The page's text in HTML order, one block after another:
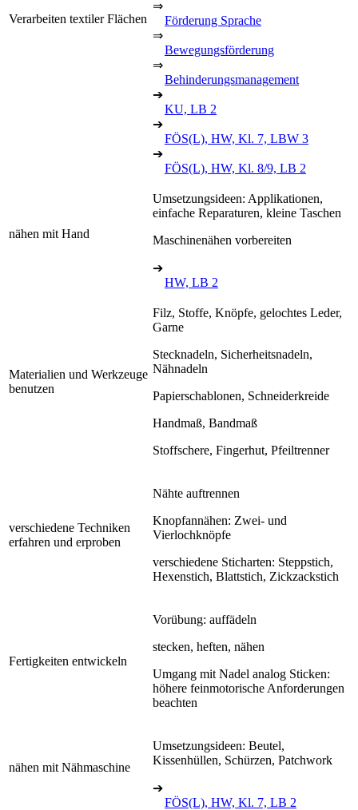
Verarbeiten textiler Flächen
⇒
Förderung Sprache
⇒
Bewegungsförderung
⇒
Behinderungsmanagement
➔
KU, LB 2
➔
FÖS(L), HW, Kl. 7, LBW 3
➔
FÖS(L), HW, Kl. 8/9, LB 2
nähen mit Hand
Umsetzungsideen: Applikationen,
einfache Reparaturen, kleine Taschen
Maschinenähen vorbereiten
➔
HW, LB 2
Materialien und Werkzeuge
benutzen
Filz, Stoffe, Knöpfe, gelochtes Leder,
Garne
Stecknadeln, Sicherheitsnadeln,
Nähnadeln
Papierschablonen, Schneiderkreide
Handmaß, Bandmaß
Stoffschere, Fingerhut, Pfeiltrenner
verschiedene Techniken
erfahren und erproben
Nähte auftrennen
Knopfannähen: Zwei- und
Vierlochknöpfe
verschiedene Sticharten: Steppstich,
Hexenstich, Blattstich, Zickzackstich
Fertigkeiten entwickeln
Vorübung: auffädeln
stecken, heften, nähen
Umgang mit Nadel analog Sticken:
höhere feinmotorische Anforderungen
beachten
nähen mit Nähmaschine
Umsetzungsideen: Beutel,
Kissenhüllen, Schürzen, Patchwork
➔
FÖS(L), HW, Kl. 7, LB 2